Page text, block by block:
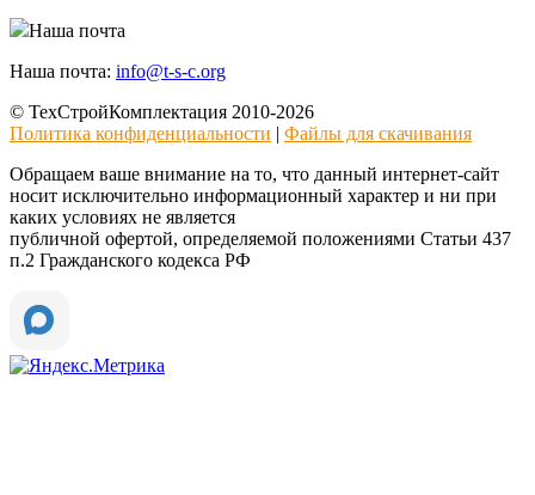
Наша почта
Наша почта: info@t-s-c.org
© ТехСтройКомплектация 2010-2026
Политика конфиденциальности
Файлы для скачивания
Обращаем ваше внимание на то, что данный интернет-сайт
носит исключительно информационный характер и ни при
каких условиях не является
публичной офертой, определяемой положениями Статьи 437
п.2 Гражданского кодекса РФ